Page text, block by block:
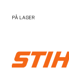
PÅ LAGER